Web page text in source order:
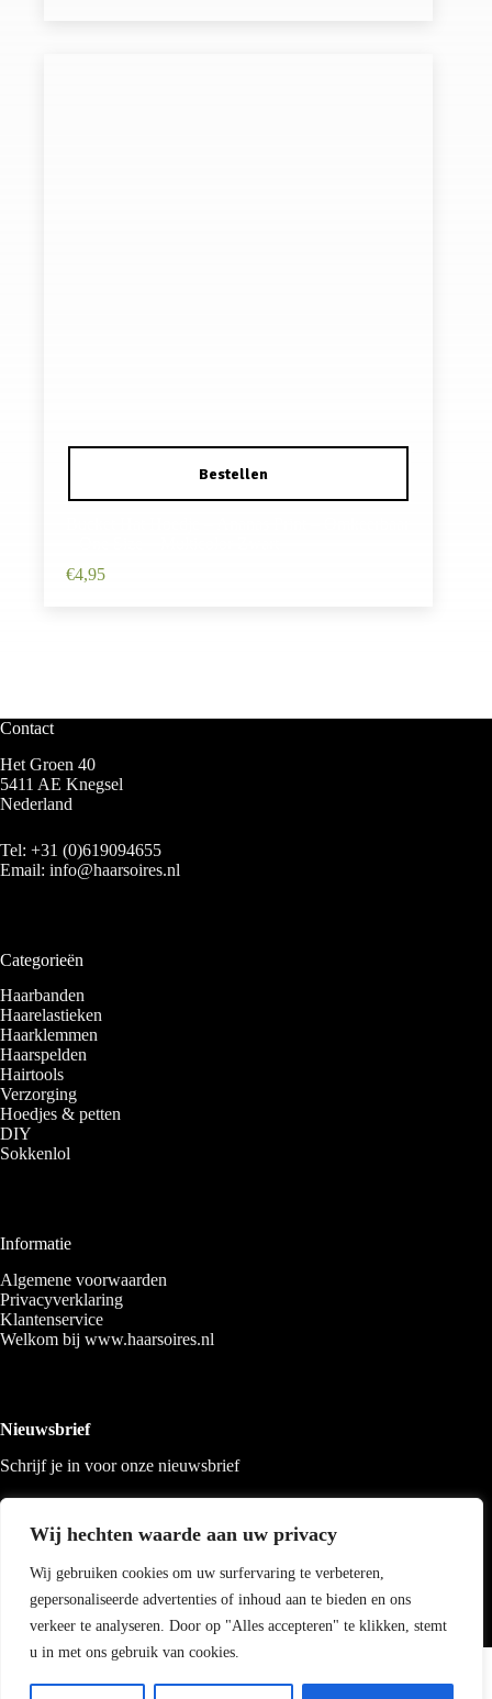
Wij hechten waarde aan uw privacy
Wij gebruiken cookies om uw surfervaring te verbeteren,
gepersonaliseerde advertenties of inhoud aan te bieden en ons
verkeer te analyseren. Door op "Alles accepteren" te klikken, stemt
u in met ons gebruik van cookies.
€4,95
Contact
Het Groen 40
5411 AE Knegsel
Nederland
Tel: +31 (0)619094655
Email: info@haarsoires.nl
Categorieën
Haarbanden
Haarelastieken
Haarklemmen
Haarspelden
Hairtools
Verzorging
Hoedjes & petten
DIY
Sokkenlol
Informatie
Algemene voorwaarden
Privacyverklaring
Klantenservice
Welkom bij www.haarsoires.nl
Nieuwsbrief
Schrijf je in voor onze nieuwsbrief
Copyright 2026 Haarsoires